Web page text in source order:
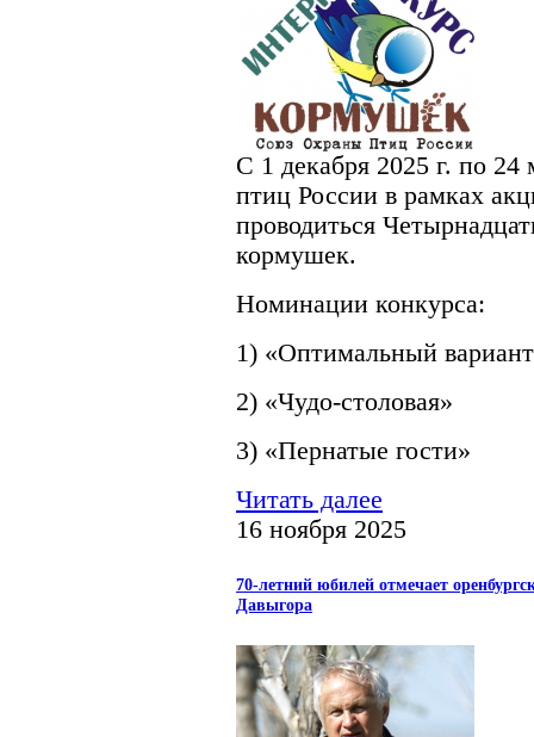
С 1 декабря 2025 г. по
птиц России в рамках
проводиться
кормушек.
Номинации конкурса:
1) «Оптимальный
2) «Чудо-столовая»
3) «Пернатые гости»
Читать далее
16 ноября 2025
70-летний юбилей отмечает
Давыгора